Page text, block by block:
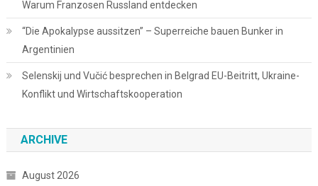
Warum Franzosen Russland entdecken
“Die Apokalypse aussitzen” – Superreiche bauen Bunker in
Argentinien
Selenskij und Vučić besprechen in Belgrad EU-Beitritt, Ukraine-
Konflikt und Wirtschaftskooperation
ARCHIVE
August 2026